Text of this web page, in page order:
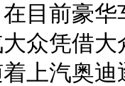
目前豪
众凭借
上汽奥